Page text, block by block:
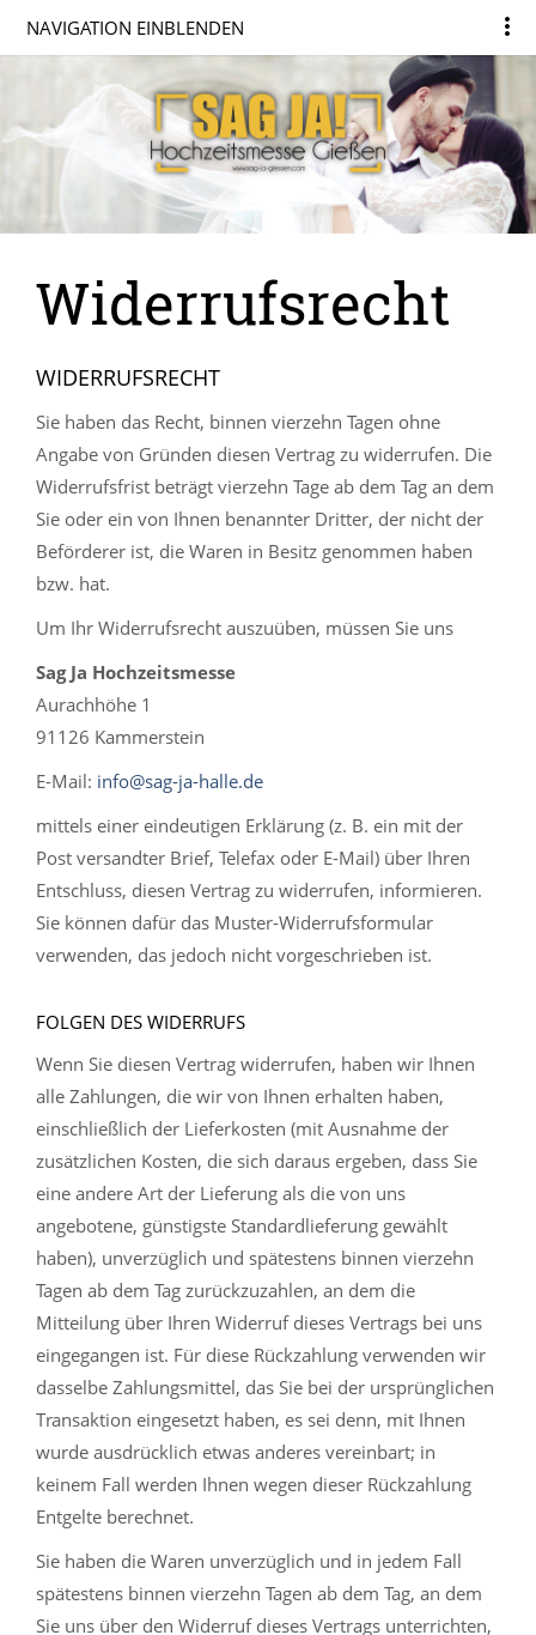
NAVIGATION EINBLENDEN
Widerrufsrecht
WIDERRUFSRECHT
Sie haben das Recht, binnen vierzehn Tagen ohne
Angabe von Gründen diesen Vertrag zu widerrufen. Die
Widerrufsfrist beträgt vierzehn Tage ab dem Tag an dem
Sie oder ein von Ihnen benannter Dritter, der nicht der
Beförderer ist, die Waren in Besitz genommen haben
bzw. hat.
Um Ihr Widerrufsrecht auszuüben, müssen Sie uns
Sag Ja Hochzeitsmesse
Aurachhöhe 1
91126 Kammerstein
E-Mail: info@sag-ja-halle.de
mittels einer eindeutigen Erklärung (z. B. ein mit der
Post versandter Brief, Telefax oder E-Mail) über Ihren
Entschluss, diesen Vertrag zu widerrufen, informieren.
Sie können dafür das Muster-Widerrufsformular
verwenden, das jedoch nicht vorgeschrieben ist.
FOLGEN DES WIDERRUFS
Wenn Sie diesen Vertrag widerrufen, haben wir Ihnen
alle Zahlungen, die wir von Ihnen erhalten haben,
einschließlich der Lieferkosten (mit Ausnahme der
zusätzlichen Kosten, die sich daraus ergeben, dass Sie
eine andere Art der Lieferung als die von uns
angebotene, günstigste Standardlieferung gewählt
haben), unverzüglich und spätestens binnen vierzehn
Tagen ab dem Tag zurückzuzahlen, an dem die
Mitteilung über Ihren Widerruf dieses Vertrags bei uns
eingegangen ist. Für diese Rückzahlung verwenden wir
dasselbe Zahlungsmittel, das Sie bei der ursprünglichen
Transaktion eingesetzt haben, es sei denn, mit Ihnen
wurde ausdrücklich etwas anderes vereinbart; in
keinem Fall werden Ihnen wegen dieser Rückzahlung
Entgelte berechnet.
Sie haben die Waren unverzüglich und in jedem Fall
spätestens binnen vierzehn Tagen ab dem Tag, an dem
Sie uns über den Widerruf dieses Vertrags unterrichten,